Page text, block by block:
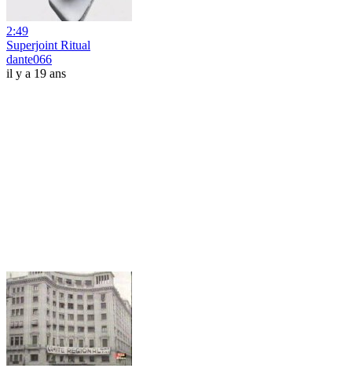
2:49
Superjoint Ritual
dante066
il y a 19 ans